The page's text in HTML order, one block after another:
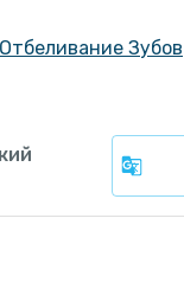
Отбеливание Зубов